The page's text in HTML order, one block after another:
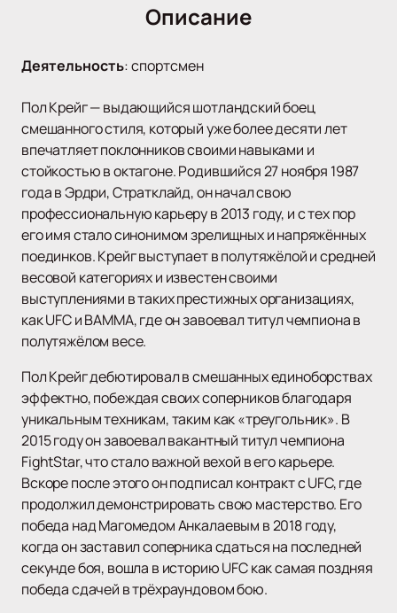
Описание
Деятельность:спортсмен
Пол Крейг — выдающийся шотландский боец
смешанного стиля, который уже более десяти лет
впечатляет поклонников своими навыками и
стойкостью в октагоне. Родившийся 27 ноября 1987
года в Эрдри, Стратклайд, он начал свою
профессиональную карьеру в 2013 году, и с тех пор
его имя стало синонимом зрелищных и напряжённых
поединков. Крейг выступает в полутяжёлой и средней
весовой категориях и известен своими
выступлениями в таких престижных организациях,
как UFC и BAMMA, где он завоевал титул чемпиона в
полутяжёлом весе.
Пол Крейг дебютировал в смешанных единоборствах
эффектно, побеждая своих соперников благодаря
уникальным техникам, таким как «треугольник». В
2015 году он завоевал вакантный титул чемпиона
FightStar, что стало важной вехой в его карьере.
Вскоре после этого он подписал контракт с UFC, где
продолжил демонстрировать свою мастерство. Его
победа над Магомедом Анкалаевым в 2018 году,
когда он заставил соперника сдаться на последней
секунде боя, вошла в историю UFC как самая поздняя
победа сдачей в трёхраундовом бою.